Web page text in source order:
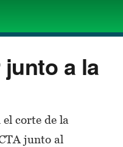
a la
corte de la
junto al